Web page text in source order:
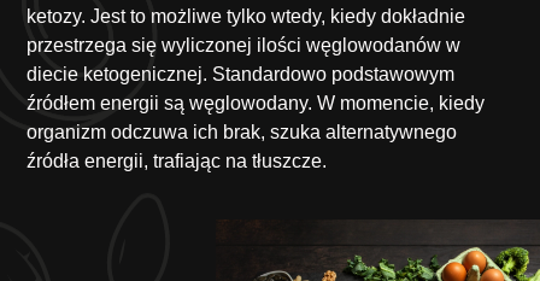
ketozy. Jest to możliwe tylko wtedy, kiedy dokładnie
przestrzega się wyliczonej ilości węglowodanów w
diecie ketogenicznej. Standardowo podstawowym
źródłem energii są węglowodany. W momencie, kiedy
organizm odczuwa ich brak, szuka alternatywnego
źródła energii, trafiając na tłuszcze.